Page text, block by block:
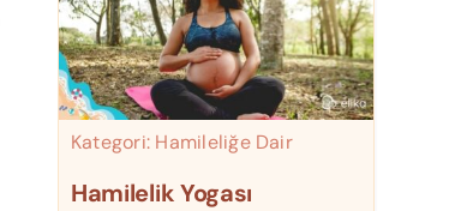
Kategori: Hamileliğe Dair
Hamilelik Yogası